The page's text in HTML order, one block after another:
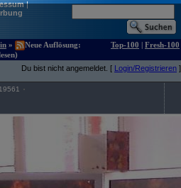
|
»
Neue Auflösung:
Top-100 | Fresh-100
Du bist nicht angemeldet. [ Login/Registrieren ]